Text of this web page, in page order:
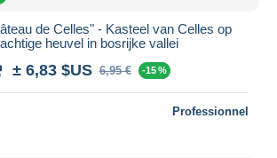
de Celles" - Kasteel van Celles op
heuvel in bosrijke vallei
± 6,83 $US 6,95 € -15 %
Professionnel